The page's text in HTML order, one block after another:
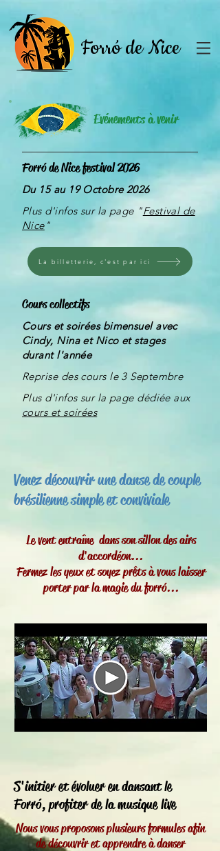
Forró de Nice
Evénements à venir
Forró de Nice festival 2026
Du 15 au 19 Octobre 2026
Plus d'infos sur la page "Festival de
Nice"
La billetterie, c'est par ici
Cours collectifs
Cours et soirées bimensuel avec
Cindy, Nina et Nico et stages
durant l'année
Reprise des cours le 3 Septembre
Plus d'infos sur la page dédiée aux
cours et soirées
Venez découvrir une danse de couple
brésilienne simple et conviviale
Le vent entraîne dans son sillon des airs
d'accordéon...
Fermez les yeux et soyez prêts à vous laisser
porter par la magie du forró...
S'initier et évoluer en dansant le
Forró, profiter de la musique live
Nous vous proposons plusieurs formules afin
de découvrir et apprendre à danser